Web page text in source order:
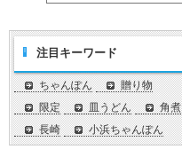
注目キーワード
ちゃんぽん
贈り物
限定
皿うどん
角煮
長崎
小浜ちゃんぽん